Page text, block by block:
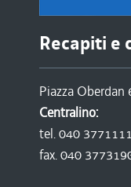
Recapiti e
Piazza Oberdan
Centralino:
tel. 040 3771111
fax. 040